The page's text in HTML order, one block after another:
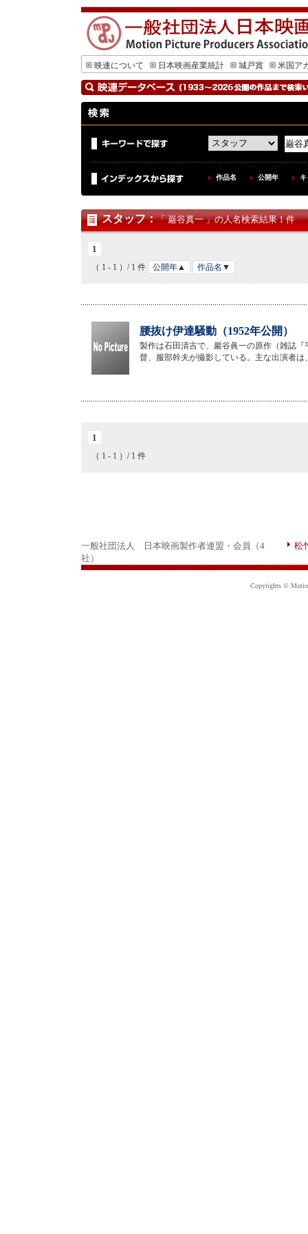
映連について 日本映画産業統計 城戸賞 米国ア
作品名 公開年
スタッフ：「 巌谷真一 」の人名検索結果 1 件
1
（ 1 - 1 ）/ 1 件 公開年▲ 作品名▼
腰抜け伊達騒動（1952年公開）
製作は石田清吉で、巖谷眞一の原作（雑誌
督、服部幹夫が撮影している。主な出演者
1
（ 1 - 1 ）/ 1 件
一般社団法人 日本映画製作者連盟・会員（4
社）
松
Copyrights ©